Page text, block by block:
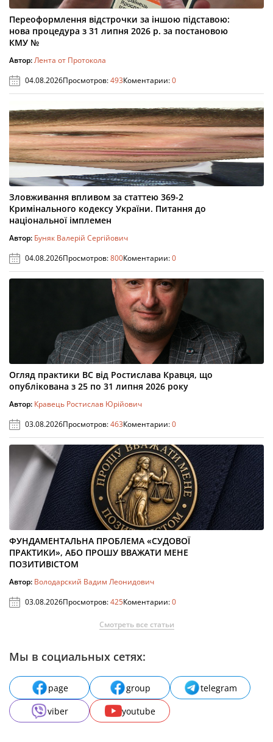
Переоформлення відстрочки за іншою підставою:
нова процедура з 31 липня 2026 р. за постановою
КМУ №
Автор:Лента от Протокола
04.08.2026Просмотров:493Коментарии:0
Зловживання впливом за статтею 369-2
Кримінального кодексу України. Питання до
національної імплемен
Автор: Буняк Валерій Сергійович
04.08.2026Просмотров:800Коментарии:0
Огляд практики ВС від Ростислава Кравця, що
опублікована з 25 по 31 липня 2026 року
Автор: Кравець Ростислав Юрійович
03.08.2026Просмотров:463Коментарии:0
ФУНДАМЕНТАЛЬНА ПРОБЛЕМА «СУДОВОЇ
ПРАКТИКИ», АБО ПРОШУ ВВАЖАТИ МЕНЕ
ПОЗИТИВІСТОМ
Автор: Володарский Вадим Леонидович
03.08.2026Просмотров:425Коментарии:0
Смотреть все статьи
Мы в социальных сетях:
page group
telegram
viber
youtube